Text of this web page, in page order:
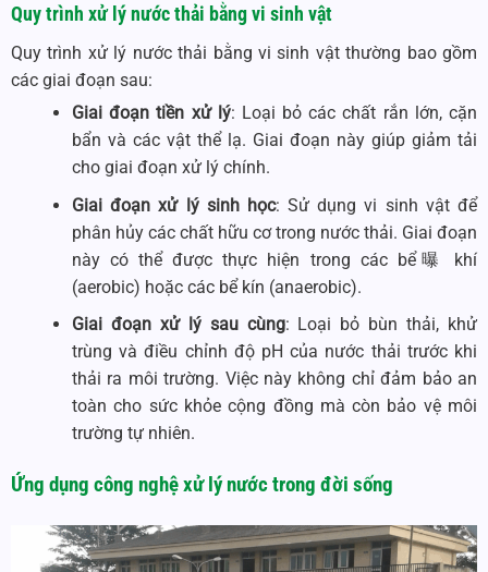
Quy trình xử lý nước thải bằng vi sinh vật
Quy trình xử lý nước thải bằng vi sinh vật thường bao gồm
các giai đoạn sau:
Giai đoạn tiền xử lý: Loại bỏ các chất rắn lớn, cặn
bẩn và các vật thể lạ. Giai đoạn này giúp giảm tải
cho giai đoạn xử lý chính.
Giai đoạn xử lý sinh học: Sử dụng vi sinh vật để
phân hủy các chất hữu cơ trong nước thải. Giai đoạn
này có thể được thực hiện trong các bể曝 khí
(aerobic) hoặc các bể kín (anaerobic).
Giai đoạn xử lý sau cùng: Loại bỏ bùn thải, khử
trùng và điều chỉnh độ pH của nước thải trước khi
thải ra môi trường. Việc này không chỉ đảm bảo an
toàn cho sức khỏe cộng đồng mà còn bảo vệ môi
trường tự nhiên.
Ứng dụng công nghệ xử lý nướctrong đời sống